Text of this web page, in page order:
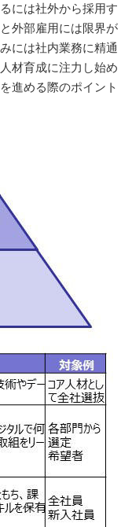
には社外から採用す
外部雇用には限界が
には社内業務に精通
材育成に注力し始め
進める際のポイント